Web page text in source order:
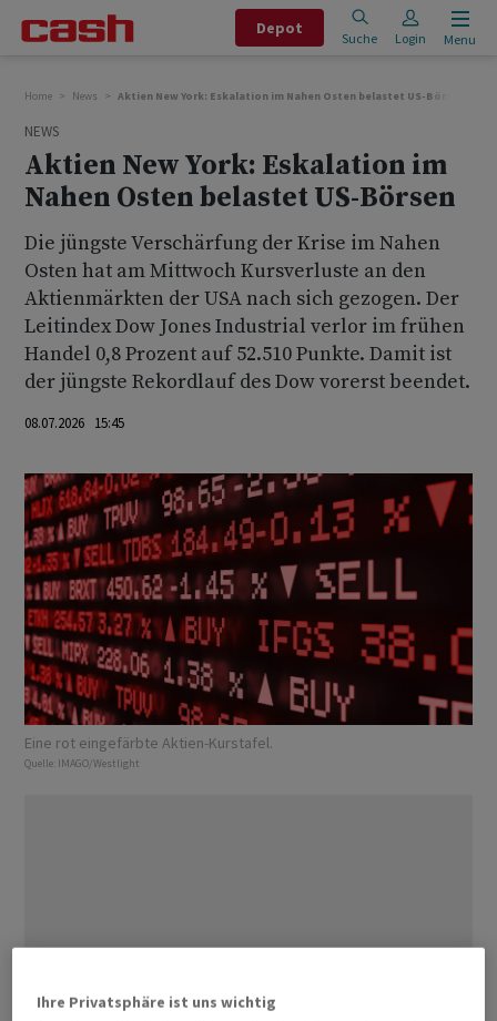
Depot
Suche Login Menu
Home News Aktien New York: Eskalation im Nahen Osten belastet US-Börsen
NEWS
Aktien New York: Eskalation im
Nahen Osten belastet US-Börsen
Die jüngste Verschärfung der Krise im Nahen
Osten hat am Mittwoch Kursverluste an den
Aktienmärkten der USA nach sich gezogen. Der
Leitindex Dow Jones Industrial verlor im frühen
Handel 0,8 Prozent auf 52.510 Punkte. Damit ist
der jüngste Rekordlauf des Dow vorerst beendet.
08.07.2026 15:45
Eine rot eingefärbte Aktien-Kurstafel.
Quelle: IMAGO/Westlight
Ihre Privatsphäre ist uns wichtig